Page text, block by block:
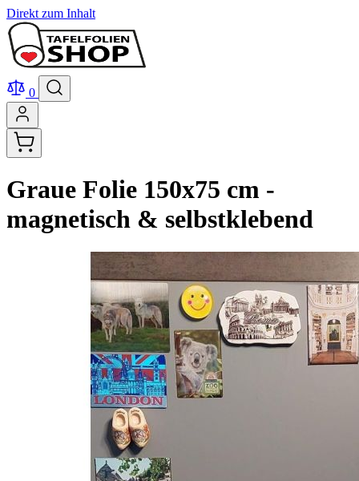
Direkt zum Inhalt
0
Graue Folie 150x75 cm -
magnetisch & selbstklebend